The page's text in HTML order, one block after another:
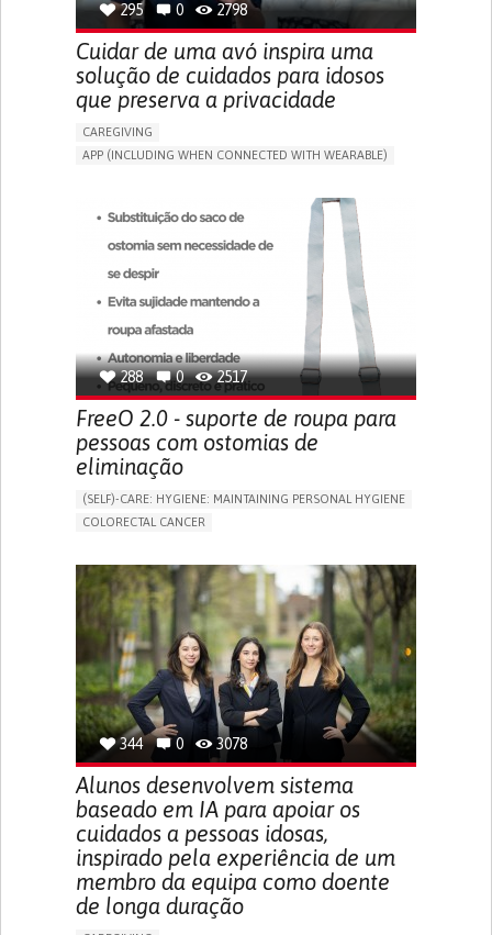
295 0 2798
Cuidar de uma avó inspira uma
solução de cuidados para idosos
que preserva a privacidade
CAREGIVING
APP (INCLUDING WHEN CONNECTED WITH WEARABLE)
ASSISTIVE DAILY LIFE DEVICE (TO HELP ADL)
PROMOTING SELF-MANAGEMENT
PREVENTING (VACCINATION, PROTECTION, FALLS,
CAREGIVING SUPPORT
GENERAL AND FAMILY MEDICINE
MOBILITY ISSUES
CAREGIVER SUPPORT
SOLUTIONS FOR DISABLED PEOPLE
INDIA
288 0 2517
FreeO 2.0 - suporte de roupa para
pessoas com ostomias de
eliminação
(SELF)-CARE: HYGIENE: MAINTAINING PERSONAL HYGIENE
COLORECTAL CANCER
PROMOTING SELF-MANAGEMENT
GASTROENTEROLOGY
MEDICAL ONCOLOGY
PORTUGAL
344 0 3078
Alunos desenvolvem sistema
baseado em IA para apoiar os
cuidados a pessoas idosas,
inspirado pela experiência de um
membro da equipa como doente
de longa duração